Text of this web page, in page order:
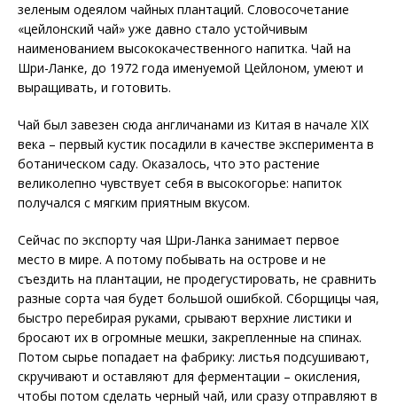
зеленым одеялом чайных плантаций. Словосочетание
«цейлонский чай» уже давно стало устойчивым
наименованием высококачественного напитка. Чай на
Шри-Ланке, до 1972 года именуемой Цейлоном, умеют и
выращивать, и готовить.
Чай был завезен сюда англичанами из Китая в начале XIX
века – первый кустик посадили в качестве эксперимента в
ботаническом саду. Оказалось, что это растение
великолепно чувствует себя в высокогорье: напиток
получался с мягким приятным вкусом.
Сейчас по экспорту чая Шри-Ланка занимает первое
место в мире. А потому побывать на острове и не
съездить на плантации, не продегустировать, не сравнить
разные сорта чая будет большой ошибкой. Сборщицы чая,
быстро перебирая руками, срывают верхние листики и
бросают их в огромные мешки, закрепленные на спинах.
Потом сырье попадает на фабрику: листья подсушивают,
скручивают и оставляют для ферментации – окисления,
чтобы потом сделать черный чай, или сразу отправляют в